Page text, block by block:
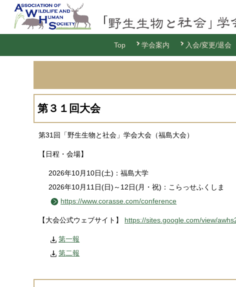
Top 学会案内 入会/変更/退会
第３１回大会
第31回「野生生物と社会」学会大会（福島大会）
【日程・会場】
2026年10月10日(土)：福島大学
2026年10月11日(日)～12日(月・祝)：こらっせふくしま
https://www.corasse.com/conference
【大会公式ウェブサイト】 https://sites.google.com/view/
第一報
第二報